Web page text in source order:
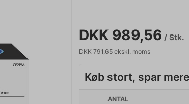
DKK 989,56 / Stk.
DKK 791,65 ekskl. moms
Køb stort, spar mere
ANTAL